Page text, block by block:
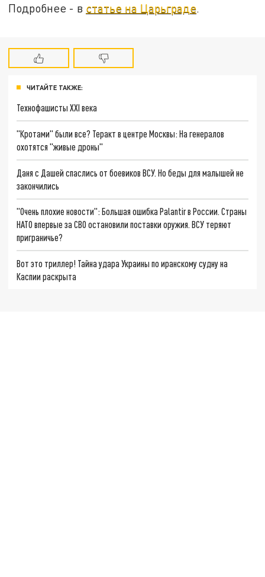
Подробнее - в статье на Царьграде.
ЧИТАЙТЕ ТАКЖЕ:
Технофашисты XXI века
"Кротами" были все? Теракт в центре Москвы: На генералов
охотятся "живые дроны"
Даня с Дашей спаслись от боевиков ВСУ. Но беды для малышей не
закончились
"Очень плохие новости": Большая ошибка Palantir в России. Страны
НАТО впервые за СВО остановили поставки оружия. ВСУ теряют
приграничье?
Вот это триллер! Тайна удара Украины по иранскому судну на
Каспии раскрыта